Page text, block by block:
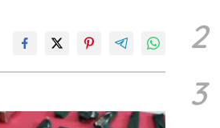
2
3